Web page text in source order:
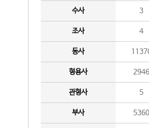
수사 3
조사 4
동사
형용사 2946
관형사 5
부사 5360